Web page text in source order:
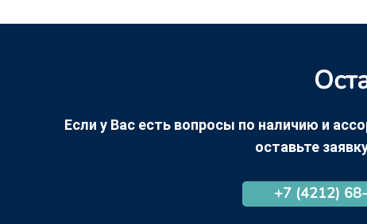
Если у Вас есть вопросы по наличию и
оставьте
+7 (4212)